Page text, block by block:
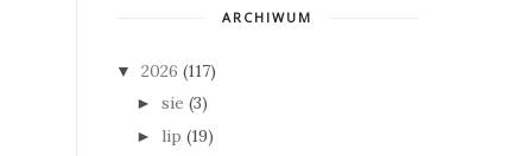
ARCHIWUM
▼ 2026 (117)
► sie (3)
► lip (19)